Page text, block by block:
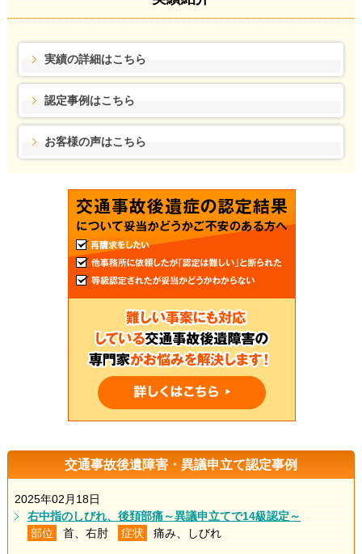
実績の詳細はこちら
認定事例はこちら
お客様の声はこちら
交通事故後遺障害・異議申立て認定事例
2025年02月18日
右中指のしびれ、後頚部痛～異議申立てで14級認定～
部位
首、右肘 症状 痛み、しびれ